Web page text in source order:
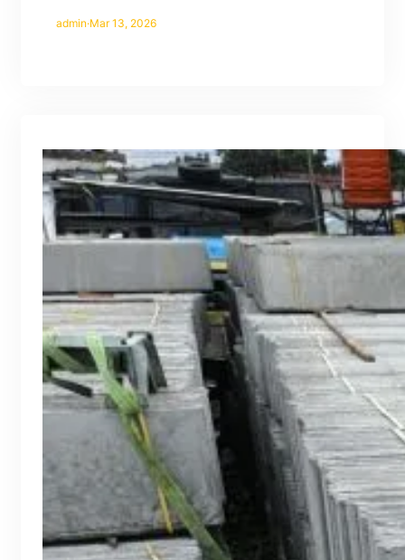
admin·Mar 13, 2026